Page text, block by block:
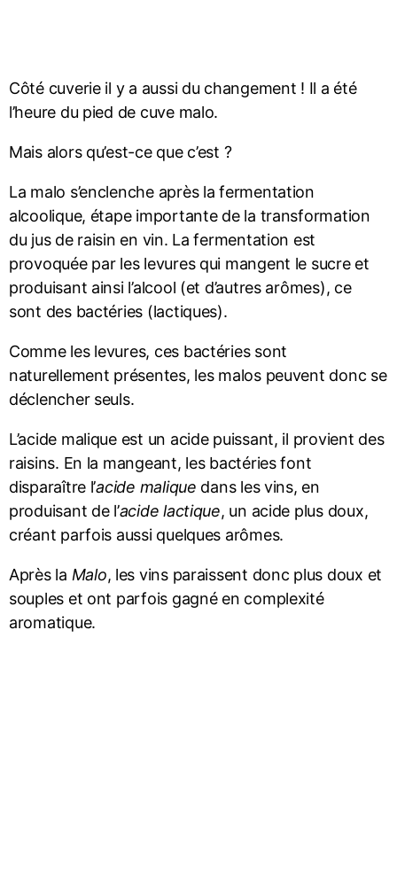
Côté cuverie il y a aussi du changement ! Il a été
l’heure du pied de cuve malo.
Mais alors qu’est-ce que c’est ?
La malo s’enclenche après la fermentation
alcoolique, étape importante de la transformation
du jus de raisin en vin. La fermentation est
provoquée par les levures qui mangent le sucre et
produisant ainsi l’alcool (et d’autres arômes), ce
sont des bactéries (lactiques).
Comme les levures, ces bactéries sont
naturellement présentes, les malos peuvent donc se
déclencher seuls.
L’acide malique est un acide puissant, il provient des
raisins. En la mangeant, les bactéries font
disparaître l’acide malique dans les vins, en
produisant de l’acide lactique, un acide plus doux,
créant parfois aussi quelques arômes.
Après la Malo, les vins paraissent donc plus doux et
souples et ont parfois gagné en complexité
aromatique.